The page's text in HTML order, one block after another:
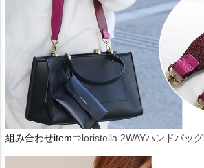
組み合わせitem⇒loristella 2WAYハンドバッグ